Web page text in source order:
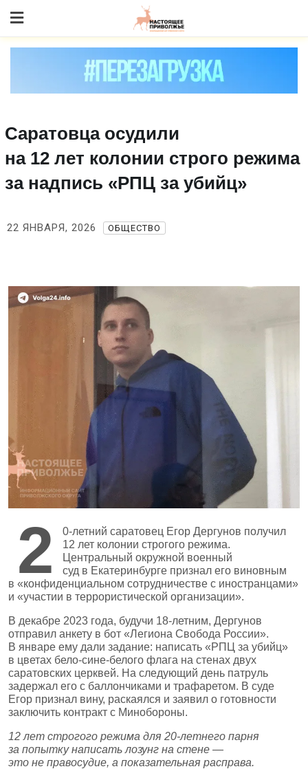
to content
Саратовца осудили
на 12 лет колонии строго режима
за надпись «РПЦ за убийц»
22 ЯНВАРЯ, 2026 ОБЩЕСТВО
2
0‑летний саратовец Егор Дергунов получил
12 лет колонии строгого режима.
Центральный окружной военный
суд в Екатеринбурге признал его виновным
в «конфиденциальном сотрудничестве с иностранцами»
и «участии в террористической организации».
В декабре 2023 года, будучи 18‑летним, Дергунов
отправил анкету в бот «Легиона Свобода России».
В январе ему дали задание: написать «РПЦ за убийц»
в цветах бело‑сине‑белого флага на стенах двух
саратовских церквей. На следующий день патруль
задержал его с баллончиками и трафаретом. В суде
Егор признал вину, раскаялся и заявил о готовности
заключить контракт с Минобороны.
12 лет строгого режима для 20‑летнего парня
за попытку написать лозунг на стене —
это не правосудие, а показательная расправа.